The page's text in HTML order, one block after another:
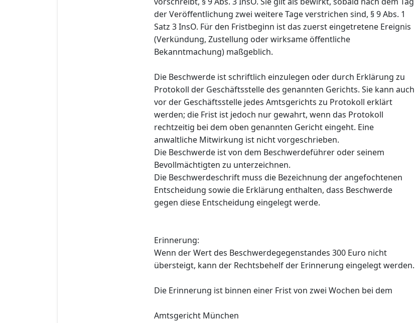
der Veröffentlichung zwei weitere Tage verstrichen sind, § 9 Abs. 1
Satz 3 InsO. Für den Fristbeginn ist das zuerst eingetretene Ereignis
(Verkündung, Zustellung oder wirksame öffentliche
Bekanntmachung) maßgeblich.
Die Beschwerde ist schriftlich einzulegen oder durch Erklärung zu
Protokoll der Geschäftsstelle des genannten Gerichts. Sie kann auch
vor der Geschäftsstelle jedes Amtsgerichts zu Protokoll erklärt
werden; die Frist ist jedoch nur gewahrt, wenn das Protokoll
rechtzeitig bei dem oben genannten Gericht eingeht. Eine
anwaltliche Mitwirkung ist nicht vorgeschrieben.
Die Beschwerde ist von dem Beschwerdeführer oder seinem
Bevollmächtigten zu unterzeichnen.
Die Beschwerdeschrift muss die Bezeichnung der angefochtenen
Entscheidung sowie die Erklärung enthalten, dass Beschwerde
gegen diese Entscheidung eingelegt werde.
Erinnerung:
Wenn der Wert des Beschwerdegegenstandes 300 Euro nicht
übersteigt, kann der Rechtsbehelf der Erinnerung eingelegt werden.
Die Erinnerung ist binnen einer Frist von zwei Wochen bei dem
Amtsgericht München